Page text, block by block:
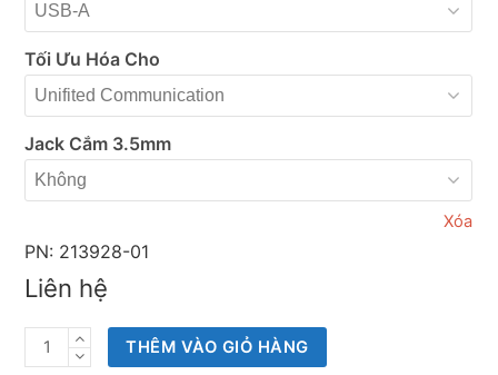
Tối Ưu Hóa Cho
Jack Cắm 3.5mm
Xóa
PN: 213928-01
Liên hệ
Tai
THÊM VÀO GIỎ HÀNG